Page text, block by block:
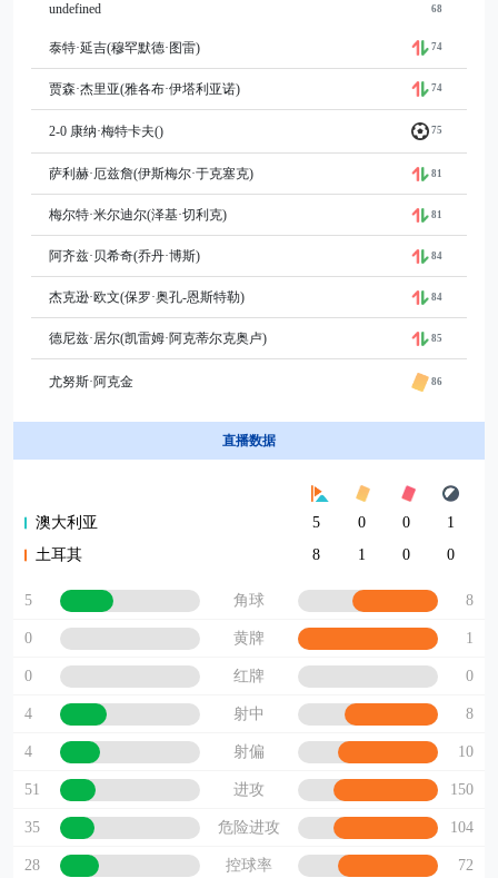
undefined 68
泰特·延吉(穆罕默德·图雷) 74
贾森·杰里亚(雅各布·伊塔利亚诺) 74
2-0 康纳·梅特卡夫() 75
萨利赫·厄兹詹(伊斯梅尔·于克塞克) 81
梅尔特·米尔迪尔(泽基·切利克) 81
阿齐兹·贝希奇(乔丹·博斯) 84
杰克逊·欧文(保罗·奥孔-恩斯特勒) 84
德尼兹·居尔(凯雷姆·阿克蒂尔克奥卢) 85
尤努斯·阿克金 86
直播数据
澳大利亚 5 0 0
1
土耳其
8 1 0 0
5 角球 8
0 黄牌 1
0 红牌 0
4 射中 8
4 射偏 10
51 进攻 150
35 危险进攻 104
28 控球率 72